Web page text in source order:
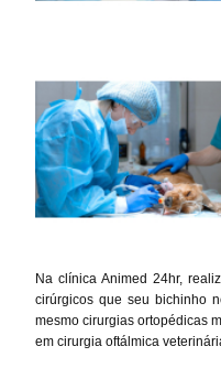
Na clínica Animed 24hr,
cirúrgicos que seu bichinho
mesmo cirurgias ortopédicas
em cirurgia oftálmica